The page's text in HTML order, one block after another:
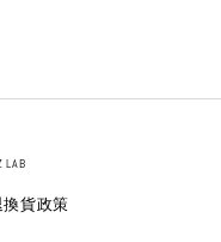
LAB
換貨政策